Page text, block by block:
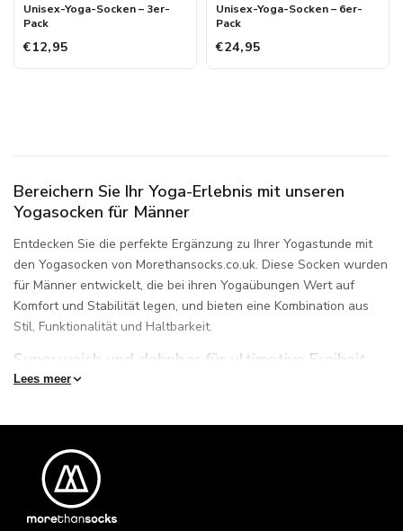
Unisex-Yoga-Socken – 3er-
Pack
€12,95
Unisex-Yoga-Socken – 6er-
Pack
€24,95
Bereichern Sie Ihr Yoga-Erlebnis mit unseren
Yogasocken für Männer
Entdecken Sie die perfekte Ergänzung zu Ihrer Yogastunde mit
den Yogasocken von Morethansocks.co.uk. Diese Socken wurden
für Männer entwickelt, die bei ihren Yogaübungen Wert auf
Komfort und Stabilität legen, und bieten eine Kombination aus
Stil, Funktionalität und Haltbarkeit.
Superweich und dehnbar für ultimative Freiheit
einzigartigen Form Ihrer Füße an und ermöglicht Ihnen, die
natürliche Bewegung beizubehalten, die für eine effektive
Yogastunde unerlässlich ist.
Lees meer